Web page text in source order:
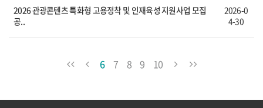
2026 관광콘텐츠 특화형 고용정착 및 인재육성 지원사업 모집
공..
2026-0
4-30
6 7 8 9 10